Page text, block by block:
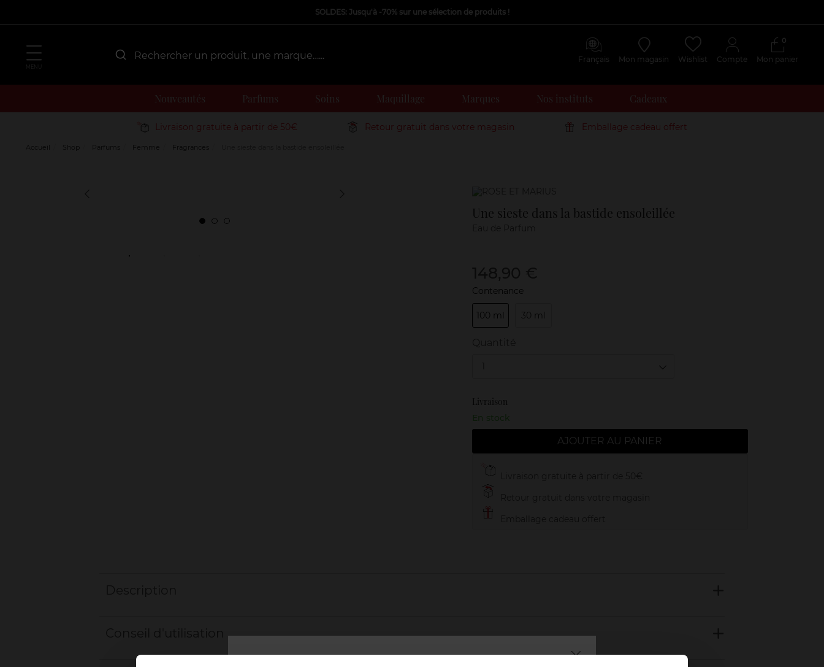
SOLDES: Jusqu'à -70% sur une sélection de produits !
Français Mon magasin Wishlist Compte Mon panier
0
Nouveautés Parfums Soins Maquillage Marques Nos instituts Cadeaux
Livraison gratuite à partir de 50€ Retour gratuit dans votre magasin Emballage cadeau offert
Accueil Shop Parfums Femme Fragrances
Marque
clients
Une sieste dans la bastide ensoleillée
Contenance
100 ml 30 ml
1
Livraison
En stock
AJOUTER AU PANIER